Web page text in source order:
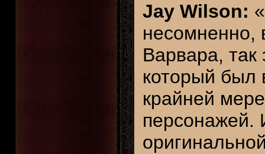
Jay Wilson:
несомненно,
Варвара,
который
крайней
персонажей.